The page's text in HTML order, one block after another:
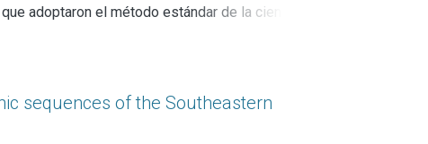
adoptaron el método estándar de la ciencia
encubierta de inducción.
sequences of the Southeastern